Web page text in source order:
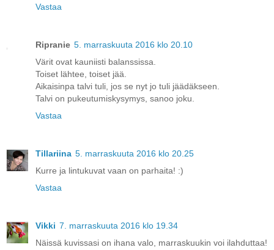
Vastaa
Ripranie 5. marraskuuta 2016 klo 20.10
Värit ovat kauniisti balanssissa.
Toiset lähtee, toiset jää.
Aikaisinpa talvi tuli, jos se nyt jo tuli jäädäkseen.
Talvi on pukeutumiskysymys, sanoo joku.
Vastaa
Tillariina 5. marraskuuta 2016 klo 20.25
Kurre ja lintukuvat vaan on parhaita! :)
Vastaa
Vikki 7. marraskuuta 2016 klo 19.34
Näissä kuvissasi on ihana valo, marraskuukin voi ilahduttaa!